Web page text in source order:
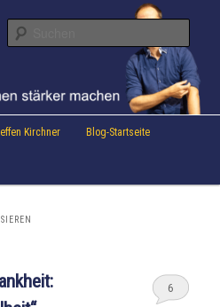
Steffen Kirchner
Kirchner Blog-Startseite
6